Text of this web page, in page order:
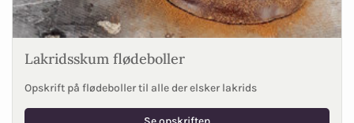
Lakridsskum flødeboller
Opskrift på flødeboller til alle der elsker lakrids